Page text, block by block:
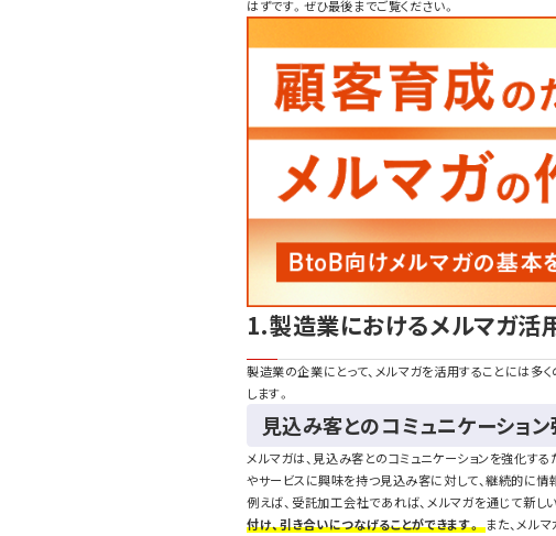
はずです。ぜひ最後までご覧ください。
1.製造業におけるメルマガ活
製造業の企業にとって、メルマガを活用することには多
します。
見込み客とのコミュニケーショ
メルマガは、見込み客とのコミュニケーションを強化す
やサービスに興味を持つ見込み客に対して、継続的に情
例えば、受託加工会社であれば、メルマガを通じて新し
付け、引き合いにつなげることができます。また、メル